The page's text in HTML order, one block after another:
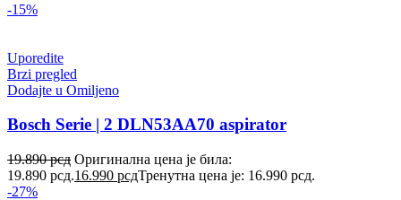
-15%
Uporedite
Brzi pregled
Dodajte u Omiljeno
Bosch Serie | 2 DLN53AA70 aspirator
19.890рсд Оригинална цена је била:
19.890 рсд.16.990 рсдТренутна цена је: 16.990 рсд.
-27%